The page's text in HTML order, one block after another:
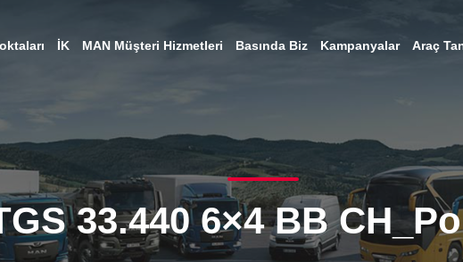
33.440 6×4 BB
İK MAN Müşteri Hizmetleri Basında Biz Kampanyalar Araç